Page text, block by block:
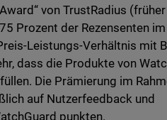
von TrustRadius
Prozent der Rezensenten
Leistungs-Verhältnis mit
dass die Produkte von
Die Prämierung im
auf Nutzerfeedback und
punkten.